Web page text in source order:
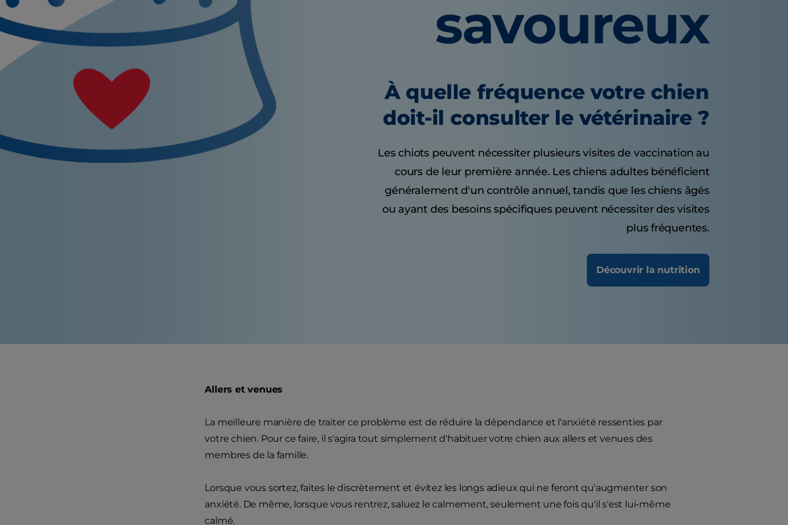
savoureux
À quelle fréquence votre chien
doit-il consulter le vétérinaire ?
Les chiots peuvent nécessiter plusieurs visites de vaccination au
cours de leur première année. Les chiens adultes bénéficient
généralement d'un contrôle annuel, tandis que les chiens âgés
ou ayant des besoins spécifiques peuvent nécessiter des visites
plus fréquentes.
Découvrir la nutrition
Allers et venues
La meilleure manière de traiter ce problème est de réduire la dépendance et l'anxiété ressenties par
votre chien. Pour ce faire, il s'agira tout simplement d'habituer votre chien aux allers et venues des
membres de la famille.
Lorsque vous sortez, faites le discrètement et évitez les longs adieux qui ne feront qu'augmenter son
anxiété. De même, lorsque vous rentrez, saluez le calmement, seulement une fois qu'il s'est lui-même
calmé.